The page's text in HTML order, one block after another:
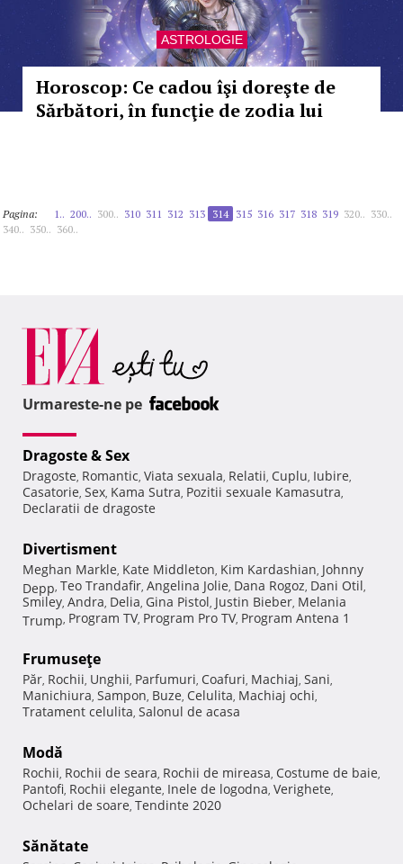
ASTROLOGIE
Horoscop: Ce cadou îşi doreşte de
Sărbători, în funcţie de zodia lui
Pagina: 1.. 200.. 300.. 310 311 312 313 314 315 316 317 318 319 320.. 330..
340.. 350.. 360..
Urmareste-ne pe
Dragoste & Sex
Dragoste, Romantic, Viata sexuala, Relatii, Cuplu, Iubire,
Casatorie, Sex, Kama Sutra, Pozitii sexuale Kamasutra,
Declaratii de dragoste
Divertisment
Meghan Markle, Kate Middleton, Kim Kardashian, Johnny
Depp, Teo Trandafir, Angelina Jolie, Dana Rogoz, Dani Otil,
Smiley, Andra, Delia, Gina Pistol, Justin Bieber, Melania
Trump, Program TV, Program Pro TV, Program Antena 1
Frumuseţe
Păr, Rochii, Unghii, Parfumuri, Coafuri, Machiaj, Sani,
Manichiura, Sampon, Buze, Celulita, Machiaj ochi,
Tratament celulita, Salonul de acasa
Modă
Rochii, Rochii de seara, Rochii de mireasa, Costume de baie,
Pantofi, Rochii elegante, Inele de logodna, Verighete,
Ochelari de soare, Tendinte 2020
Sănătate